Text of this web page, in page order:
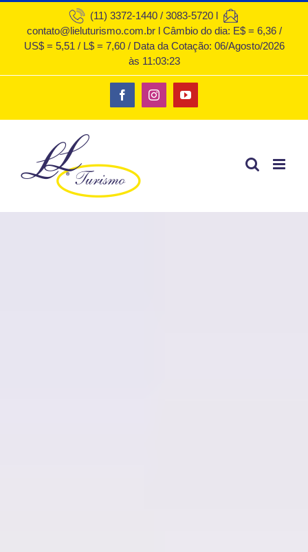
conteúdo
(11) 3372-1440 / 3083-5720 l
contato@lieluturismo.com.br l Câmbio do dia: E$ = 6,36 /
US$ = 5,51 / L$ = 7,60 / Data da Cotação: 06/Agosto/2026
às 11:03:23
FacebookInstagramYouTube